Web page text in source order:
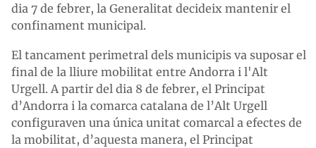
dia 7 de febrer, la Generalitat decideix mantenir el
confinament municipal.
El tancament perimetral dels municipis va suposar el
final de la lliure mobilitat entre Andorra i l'Alt
Urgell. A partir del dia 8 de febrer, el Principat
d’Andorra i la comarca catalana de l’Alt Urgell
configuraven una única unitat comarcal a efectes de
la mobilitat, d’aquesta manera, el Principat